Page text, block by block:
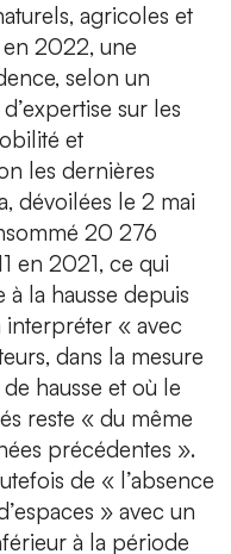
agricoles et
2022, une
selon un
sur les
et
les dernières
dévoilées le 2 mai
20 276
en 2021, ce qui
la hausse depuis
interpréter « avec
dans la mesure
hausse et où le
reste « du même
précédentes ».
de « l’absence
» avec un
à la période